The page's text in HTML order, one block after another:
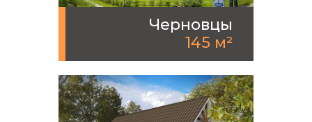
Черновцы
145 м²